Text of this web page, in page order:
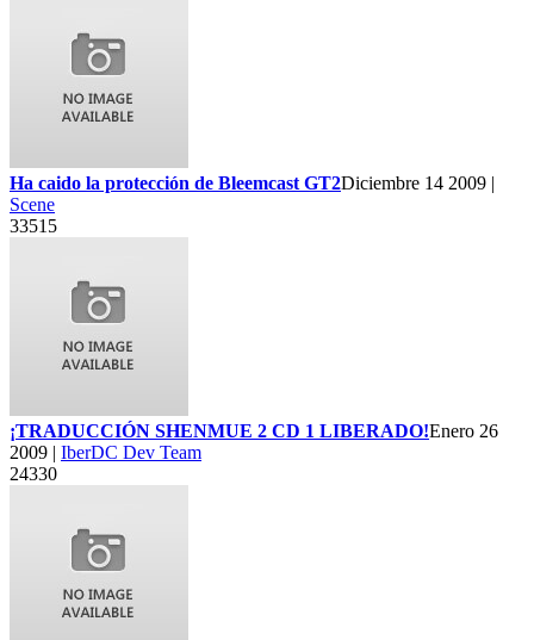
Ha caido la protección de Bleemcast GT2Diciembre 14 2009 |
Scene
33515
¡TRADUCCIÓN SHENMUE 2 CD 1 LIBERADO!Enero 26
2009 | IberDC Dev Team
24330